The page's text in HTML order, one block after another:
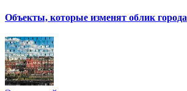
Объекты, которые изменят облик города